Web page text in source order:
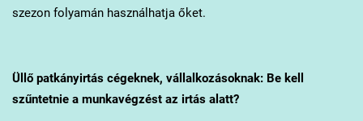
szezon folyamán használhatja őket.
Üllőpatkányirtás cégeknek, vállalkozásoknak: Be kell
szűntetnie a munkavégzést az irtás alatt?